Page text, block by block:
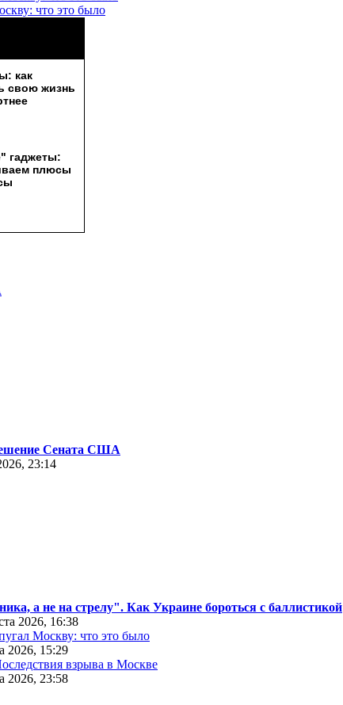
что это было
Сената США
23:14
а не на стрелу". Как Украине бороться с баллистикой
2026, 16:38
Москву: что это было
2026, 15:29
взрыва в Москве
2026, 23:58